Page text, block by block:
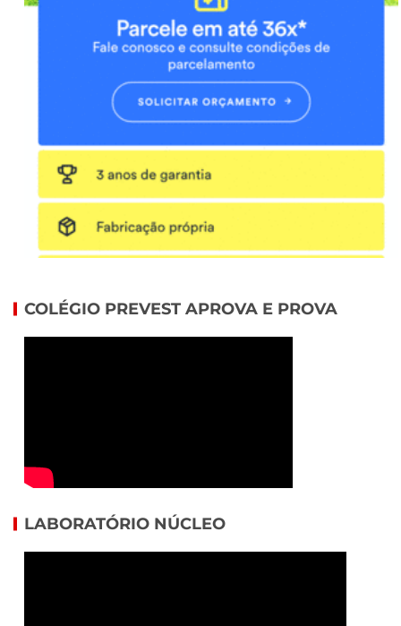
COLÉGIO PREVEST APROVA E PROVA
LABORATÓRIO NÚCLEO